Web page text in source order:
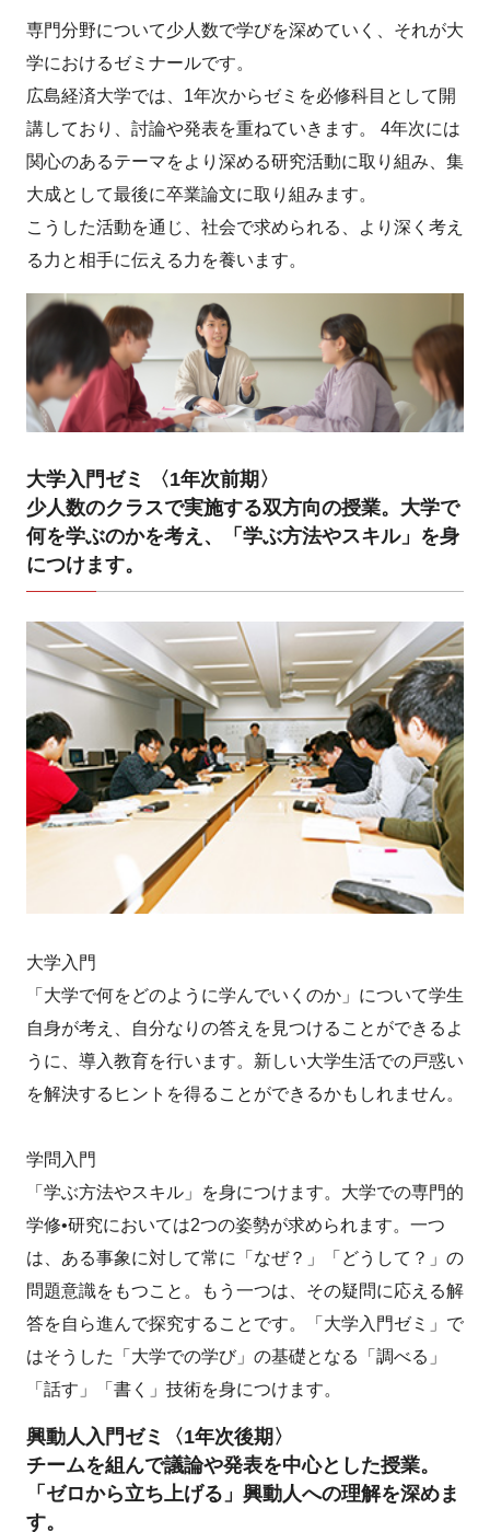
専門分野について少人数で学びを深めていく、それが大
学におけるゼミナールです。
広島経済大学では、1年次からゼミを必修科目として開
講しており、討論や発表を重ねていきます。 4年次には
関心のあるテーマをより深める研究活動に取り組み、集
大成として最後に卒業論文に取り組みます。
こうした活動を通じ、社会で求められる、より深く考え
る力と相手に伝える力を養います。
大学入門ゼミ 〈1年次前期〉
少人数のクラスで実施する双方向の授業。大学で
何を学ぶのかを考え、「学ぶ方法やスキル」を身
につけます。
大学入門
「大学で何をどのように学んでいくのか」について学生
自身が考え、自分なりの答えを見つけることができるよ
うに、導入教育を行います。新しい大学生活での戸惑い
を解決するヒントを得ることができるかもしれません。
学問入門
「学ぶ方法やスキル」を身につけます。大学での専門的
学修•研究においては2つの姿勢が求められます。一つ
は、ある事象に対して常に「なぜ？」「どうして？」の
問題意識をもつこと。もう一つは、その疑問に応える解
答を自ら進んで探究することです。「大学入門ゼミ」で
はそうした「大学での学び」の基礎となる「調べる」
「話す」「書く」技術を身につけます。
興動人入門ゼミ〈1年次後期〉
チームを組んで議論や発表を中心とした授業。
「ゼロから立ち上げる」興動人への理解を深めま
す。